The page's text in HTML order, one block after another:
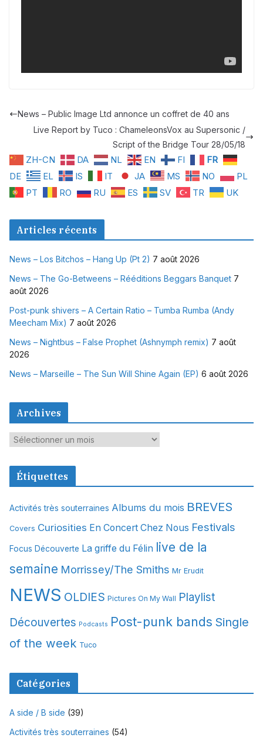
News – Public Image Ltd annonce un coffret de 40 ans
Live Report by Tuco : ChameleonsVox au Supersonic /
Script of the Bridge Tour 28/05/18
ZH-CN DA NL EN FI
FR
DE
EL IS IT JA MS NO
PL
PT
RO RU ES SV TR UK
Articles récents
News – Los Bitchos – Hang Up (Pt 2) 7 août 2026
News – The Go-Betweens – Rééditions Beggars Banquet 7
août 2026
Post-punk shivers – A Certain Ratio – Tumba Rumba (Andy
Meecham Mix) 7 août 2026
News – Nightbus – False Prophet (Ashnymph remix) 7 août
2026
News – Marseille – The Sun Will Shine Again (EP) 6 août 2026
Archives
A
c
v
e
Étiquettes
Activités très souterraines Albums du mois BREVES
Covers Curiosities En Concert Chez Nous Festivals
Focus Découverte La griffe du Félin live de la
semaine Morrissey/The Smiths Mr Erudit
NEWS OLDIES Pictures On My Wall Playlist
Découvertes Podcasts Post-punk bands Single
of the week Tuco
Catégories
A side / B side (39)
Activités très souterraines (54)